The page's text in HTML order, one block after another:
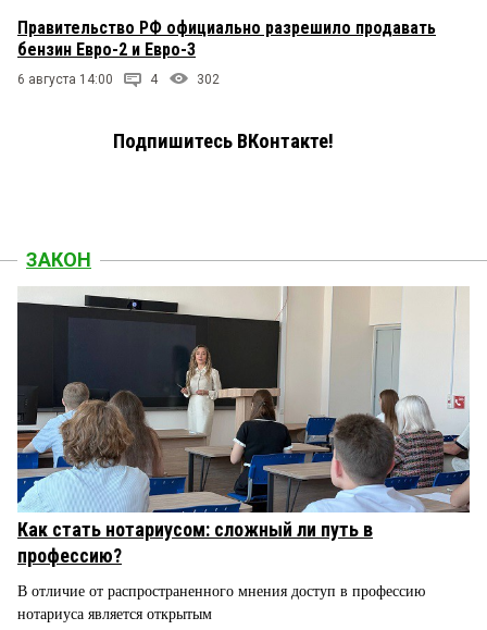
Правительство РФ официально разрешило продавать
бензин Евро-2 и Евро-3
6 августа 14:00 4 302
Подпишитесь ВКонтакте!
ЗАКОН
Как стать нотариусом: сложный ли путь в
профессию?
В отличие от распространенного мнения доступ в профессию
нотариуса является открытым